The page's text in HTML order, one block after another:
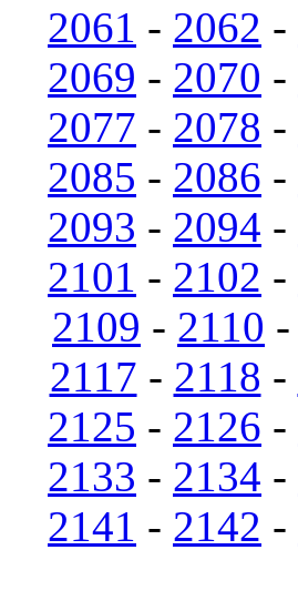
2061 - 2062 -
2069 - 2070 -
2077 - 2078 -
2085 - 2086 -
2093 - 2094 -
2101 - 2102 -
2109 - 2110 -
2117 - 2118 -
2125 - 2126 -
2133 - 2134 -
2141 - 2142 -